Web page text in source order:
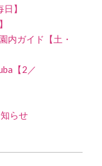
】
内ガイド【土・
【2／
らせ